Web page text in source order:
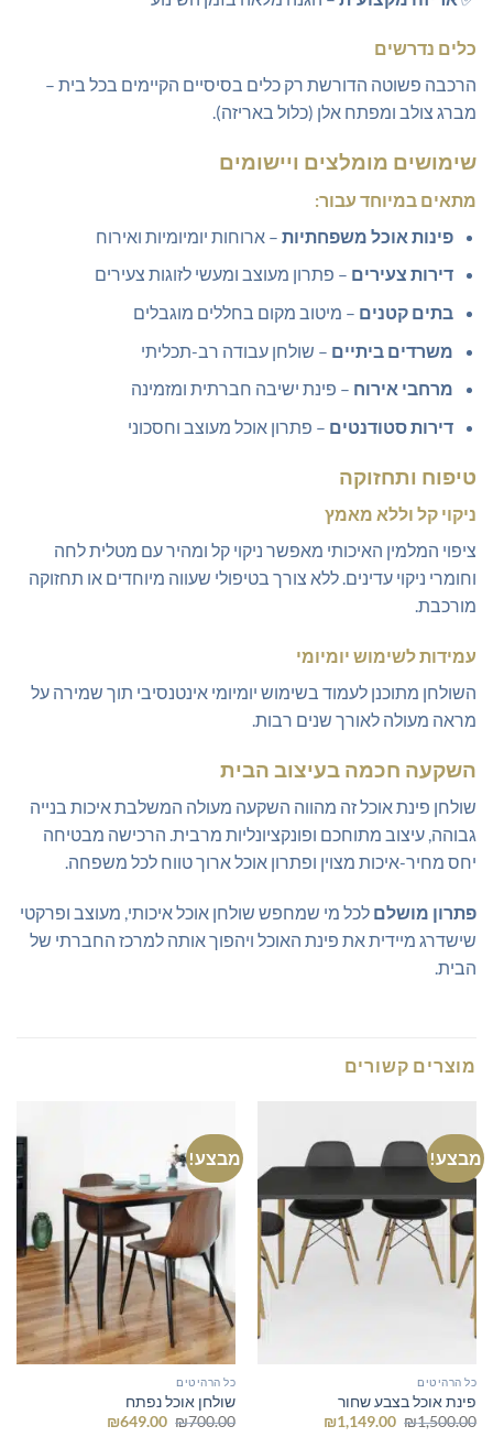
כלים נדרשים
הרכבה פשוטה הדורשת רק כלים בסיסיים הקיימים בכל בית –
מברג צולב ומפתח אלן (כלול באריזה).
שימושים מומלצים ויישומים
מתאים במיוחד עבור:
פינות אוכל משפחתיות– ארוחות יומיומיות ואירוח
דירות צעירים – פתרון מעוצב ומעשי לזוגות צעירים
בתים קטנים – מיטוב מקום בחללים מוגבלים
משרדים ביתיים – שולחן עבודה רב-תכליתי
מרחבי אירוח – פינת ישיבה חברתית ומזמינה
דירות סטודנטים – פתרון אוכל מעוצב וחסכוני
טיפוח ותחזוקה
ניקוי קל וללא מאמץ
ציפוי המלמין האיכותי מאפשר ניקוי קל ומהיר עם מטלית לחה
וחומרי ניקוי עדינים. ללא צורך בטיפולי שעווה מיוחדים או תחזוקה
מורכבת.
עמידות לשימוש יומיומי
השולחן מתוכנן לעמוד בשימוש יומיומי אינטנסיבי תוך שמירה על
מראה מעולה לאורך שנים רבות.
השקעה חכמה בעיצוב הבית
שולחן פינת אוכל זה מהווה השקעה מעולה המשלבת איכות בנייה
גבוהה, עיצוב מתוחכם ופונקציונליות מרבית. הרכישה מבטיחה
יחס מחיר-איכות מצוין ופתרון אוכל ארוך טווח לכל משפחה.
פתרון מושלם לכל מי שמחפש שולחן אוכל איכותי, מעוצב ופרקטי
שישדרג מיידית את פינת האוכל ויהפוך אותה למרכז החברתי של
הבית.
מוצרים קשורים
מבצע!
כל הרהיטים
פינת אוכל בצבע שחור
₪1,500.00
המחיר
₪1,149.00
המחיר
מבצע!
כל הרהיטים
שולחן אוכל נפתח
₪700.00
המחיר ₪649.00
המחיר